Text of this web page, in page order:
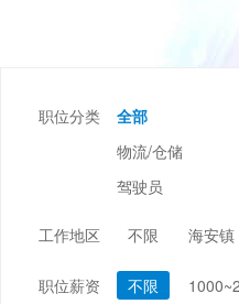
职位分类 全部
物流/仓储
驾驶员
编辑/出版/印刷
工作地区 不限 海安镇
职位薪资 不限